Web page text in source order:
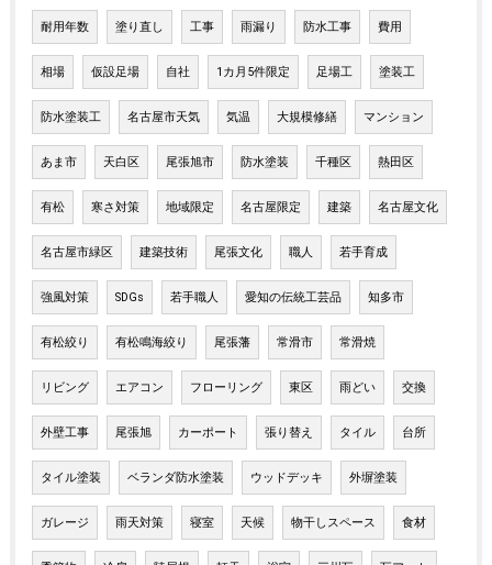
耐用年数 塗り直し 工事 雨漏り 防水工事 費用
相場 仮設足場 自社 1カ月5件限定 足場工 塗装工
防水塗装工 名古屋市天気 気温 大規模修繕 マンション
あま市 天白区 尾張旭市 防水塗装 千種区 熱田区
有松 寒さ対策 地域限定 名古屋限定 建築 名古屋文化
名古屋市緑区 建築技術 尾張文化 職人 若手育成
強風対策 SDGs 若手職人 愛知の伝統工芸品 知多市
有松絞り 有松鳴海絞り 尾張藩 常滑市 常滑焼
リビング エアコン フローリング 東区 雨どい 交換
外壁工事 尾張旭 カーポート 張り替え タイル 台所
タイル塗装 ベランダ防水塗装 ウッドデッキ 外塀塗装
ガレージ 雨天対策 寝室 天候 物干しスペース 食材